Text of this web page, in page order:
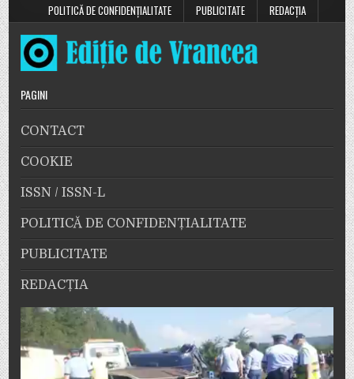
POLITICĂ DE CONFIDENȚIALITATE
PUBLICITATE REDACȚIA
PAGINI
CONTACT
COOKIE
ISSN / ISSN-L
POLITICĂ DE CONFIDENȚIALITATE
PUBLICITATE
REDACȚIA